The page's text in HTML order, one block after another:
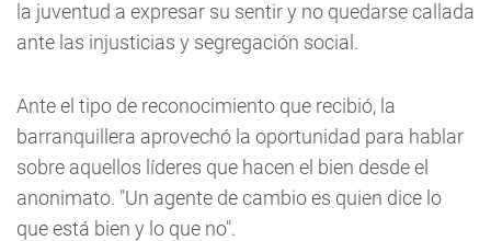
la juventud a expresar su sentir y no quedarse callada
ante las injusticias y segregación social.
Ante el tipo de reconocimiento que recibió, la
barranquillera aprovechó la oportunidad para hablar
sobre aquellos líderes que hacen el bien desde el
anonimato. "Un agente de cambio es quien dice lo
que está bien y lo que no".